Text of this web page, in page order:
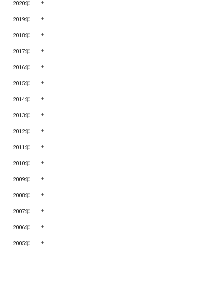
2020年
2019年
2018年
2017年
2016年
2015年
2014年
2013年
2012年
2011年
2010年
2009年
2008年
2007年
2006年
2005年